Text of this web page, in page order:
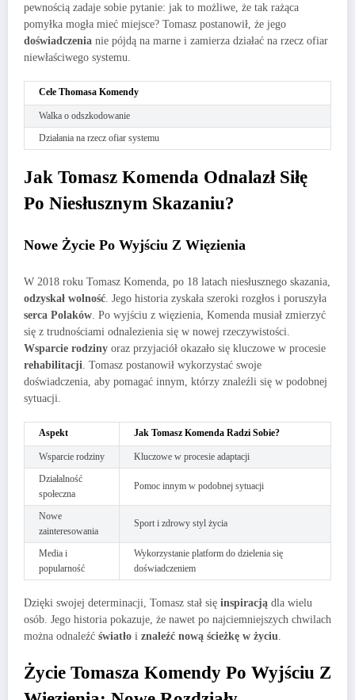
pewnością zadaje sobie pytanie: jak to możliwe, że tak rażąca
pomyłka mogła mieć miejsce? Tomasz postanowił, że jego
doświadczenia nie pójdą na marne i zamierza działać na rzecz ofiar
niewłaściwego systemu.
Cele Thomasa Komendy
Walka o odszkodowanie
Działania na rzecz ofiar systemu
Jak Tomasz Komenda Odnalazł Siłę
Po Niesłusznym Skazaniu?
Nowe Życie Po Wyjściu Z Więzienia
W 2018 roku Tomasz Komenda, po 18 latach niesłusznego skazania,
odzyskał wolność. Jego historia zyskała szeroki rozgłos i poruszyła
serca Polaków. Po wyjściu z więzienia, Komenda musiał zmierzyć
się z trudnościami odnalezienia się w nowej rzeczywistości.
Wsparcie rodziny oraz przyjaciół okazało się kluczowe w procesie
rehabilitacji. Tomasz postanowił wykorzystać swoje
doświadczenia, aby pomagać innym, którzy znaleźli się w podobnej
sytuacji.
Aspekt Jak Tomasz Komenda Radzi Sobie?
Wsparcie rodziny
Kluczowe w procesie adaptacji
Działalność
społeczna
Pomoc innym w podobnej sytuacji
Nowe
zainteresowania
Sport i zdrowy styl życia
Media i
popularność
Wykorzystanie platform do dzielenia się
doświadczeniem
Dzięki swojej determinacji, Tomasz stał się inspiracją dla wielu
osób. Jego historia pokazuje, że nawet po najciemniejszych chwilach
można odnaleźć światło i znaleźć nową ścieżkę w życiu.
Życie Tomasza Komendy Po Wyjściu Z